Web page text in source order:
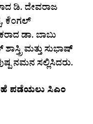
ಡಿ. ದೇವರಾಜ
ಕೆಂಗಲ್
ಡಾ. ಬಾಬು
ಮತ್ತು ಸುಭಾಷ್
ನಮನ ಸಲ್ಲಿಸಿದರು.
ಪಡೆಯಲು ಸಿಎಂ